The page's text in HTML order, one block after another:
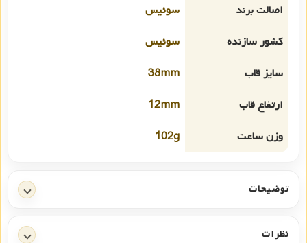
اصالت برند
سوئیس
کشور سازنده
سوئیس
سایز قاب
38mm
ارتفاع قاب
12mm
وزن ساعت
102g
توضیحات
نظرات